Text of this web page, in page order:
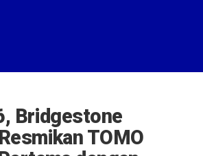
Bridgestone
TOMO